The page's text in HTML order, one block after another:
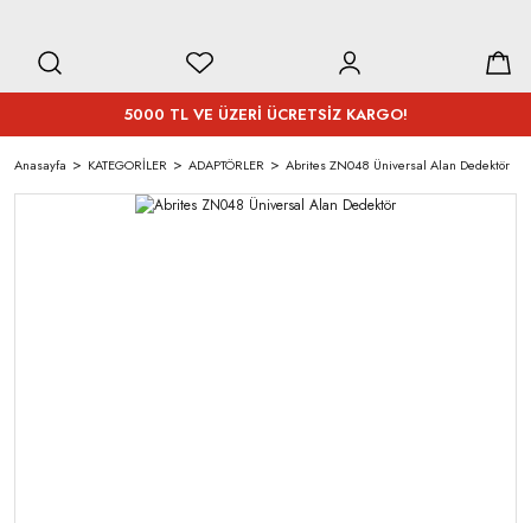
5000 TL VE ÜZERİ ÜCRETSİZ KARGO!
Anasayfa KATEGORİLER ADAPTÖRLER Abrites ZN048 Üniversal Alan Dedektör